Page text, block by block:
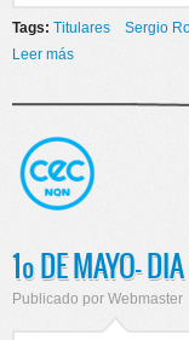
Tags: Titulares Sergio
Leer más
1º DE MAYO-
Publicado por Webmaster